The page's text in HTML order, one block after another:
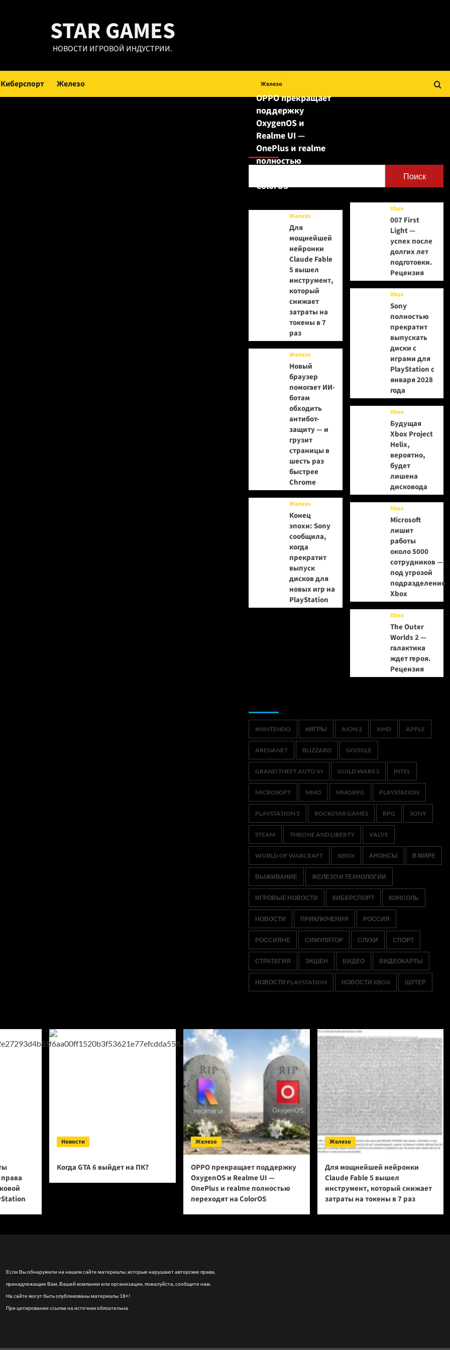
STAR GAMES
НОВОСТИ ИГРОВОЙ ИНДУСТРИИ.
Киберспорт Железо
Поиск
Поиск
Железо
OPPO прекращает
поддержку
OxygenOS и
Realme UI —
OnePlus и realme
полностью
ColorOS
Железо
Для
мощнейшей
нейронки
Claude Fable
5 вышел
инструмент,
который
снижает
затраты на
токены в 7
раз
Железо
Новый
браузер
помогает ИИ-
ботам
обходить
антибот-
защиту — и
грузит
страницы в
шесть раз
быстрее
Chrome
Железо
Конец
эпохи: Sony
сообщила,
когда
прекратит
выпуск
дисков для
новых игр на
PlayStation
Xbox
007 First
Light —
успех после
долгих лет
подготовки.
Рецензия
Xbox
Sony
полностью
прекратит
выпускать
диски с
играми для
PlayStation с
января 2028
года
Xbox
Будущая
Xbox Project
Helix,
вероятно,
будет
лишена
дисковода
Xbox
Microsoft
лишит
работы
около 5000
сотрудников —
под угрозой
подразделение
Xbox
Xbox
The Outer
Worlds 2 —
галактика
ждет героя.
Рецензия
#NINTENDO #ИГРЫ AION 2 AMD APPLE
ARENANET BLIZZARD GOOGLE
GRAND THEFT AUTO VI GUILD WARS 3 INTEL
MICROSOFT MMO MMORPG PLAYSTATION
PLAYSTATION 5 ROCKSTAR GAMES RPG SONY
STEAM THRONE AND LIBERTY VALVE
WORLD OF WARCRAFT XBOX АНОНСЫ В МИРЕ
ВЫЖИВАНИЕ ЖЕЛЕЗО И ТЕХНОЛОГИИ
ИГРОВЫЕ НОВОСТИ КИБЕРСПОРТ КОНСОЛЬ
НОВОСТИ ПРИКЛЮЧЕНИЯ РОССИЯ
РОССИЯНЕ СИМУЛЯТОР СЛУХИ СПОРТ
СТРАТЕГИЯ ЭКШЕН ВИДЕО ВИДЕОКАРТЫ
НОВОСТИ PLAYSTATION НОВОСТИ XBOX ШУТЕР
Новости
Когда GTA 6 выйдет на ПК?
Железо
OPPO прекращает поддержку
OxygenOS и Realme UI —
OnePlus и realme полностью
переходят на ColorOS
Железо
Для мощнейшей нейронки
Claude Fable 5 вышел
инструмент, который снижает
затраты на токены в 7 раз
Если Вы обнаружили на нашем сайте материалы, которые нарушают авторские права,
принадлежащие Вам, Вашей компании или организации, пожалуйста, сообщите нам.
На сайте могут быть опубликованы материалы 18+!
При цитировании ссылка на источник обязательна.